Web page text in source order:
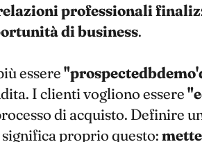
professionali
di business.
essere
I clienti vogliono essere
di acquisto. Definire
proprio questo: